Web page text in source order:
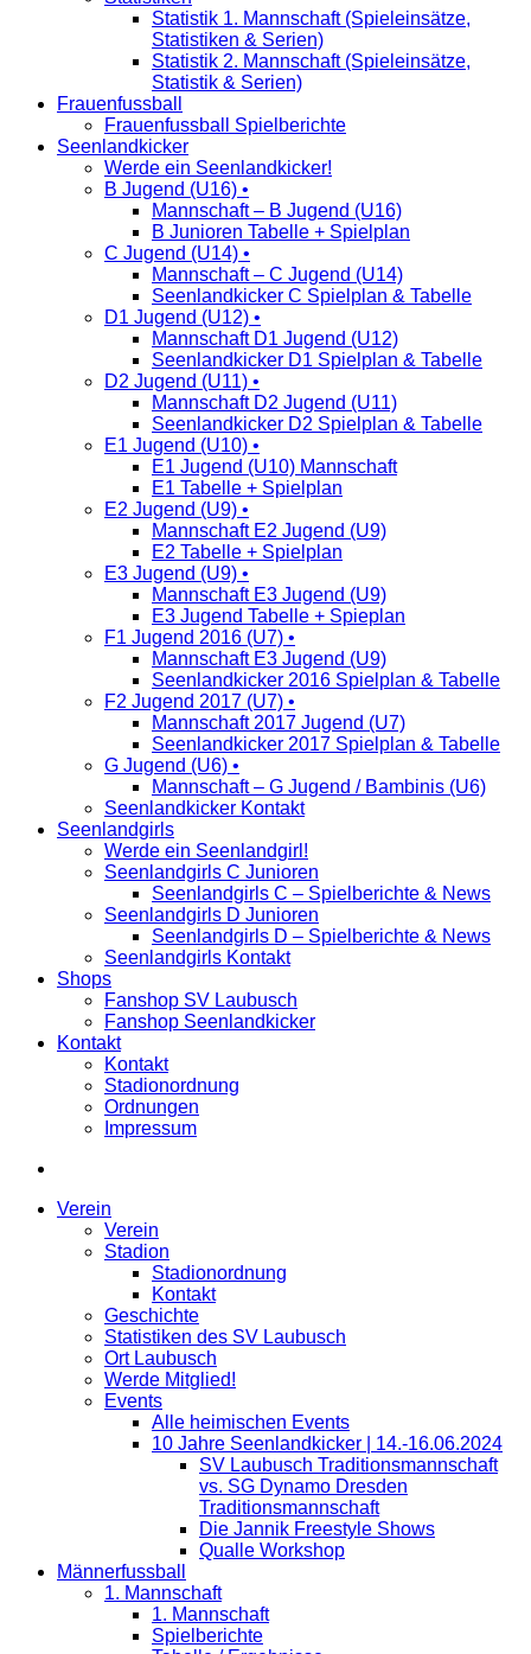
Statistik 1. Mannschaft (Spieleinsätze,
Statistiken & Serien)
Statistik 2. Mannschaft (Spieleinsätze,
Statistik & Serien)
Frauenfussball
Frauenfussball Spielberichte
Seenlandkicker
Werde ein Seenlandkicker!
B Jugend (U16) •
Mannschaft – B Jugend (U16)
B Junioren Tabelle + Spielplan
C Jugend (U14) •
Mannschaft – C Jugend (U14)
Seenlandkicker C Spielplan & Tabelle
D1 Jugend (U12) •
Mannschaft D1 Jugend (U12)
Seenlandkicker D1 Spielplan & Tabelle
D2 Jugend (U11) •
Mannschaft D2 Jugend (U11)
Seenlandkicker D2 Spielplan & Tabelle
E1 Jugend (U10) •
E1 Jugend (U10) Mannschaft
E1 Tabelle + Spielplan
E2 Jugend (U9) •
Mannschaft E2 Jugend (U9)
E2 Tabelle + Spielplan
E3 Jugend (U9) •
Mannschaft E3 Jugend (U9)
E3 Jugend Tabelle + Spieplan
F1 Jugend 2016 (U7) •
Mannschaft E3 Jugend (U9)
Seenlandkicker 2016 Spielplan & Tabelle
F2 Jugend 2017 (U7) •
Mannschaft 2017 Jugend (U7)
Seenlandkicker 2017 Spielplan & Tabelle
G Jugend (U6) •
Mannschaft – G Jugend / Bambinis (U6)
Seenlandkicker Kontakt
Seenlandgirls
Werde ein Seenlandgirl!
Seenlandgirls C Junioren
Seenlandgirls C – Spielberichte & News
Seenlandgirls D Junioren
Seenlandgirls D – Spielberichte & News
Seenlandgirls Kontakt
Shops
Fanshop SV Laubusch
Fanshop Seenlandkicker
Kontakt
Kontakt
Stadionordnung
Ordnungen
Impressum
Verein
Verein
Stadion
Stadionordnung
Kontakt
Geschichte
Statistiken des SV Laubusch
Ort Laubusch
Werde Mitglied!
Events
Alle heimischen Events
10 Jahre Seenlandkicker | 14.-16.06.2024
SV Laubusch Traditionsmannschaft
vs. SG Dynamo Dresden
Traditionsmannschaft
Die Jannik Freestyle Shows
Qualle Workshop
Männerfussball
1. Mannschaft
1. Mannschaft
Spielberichte